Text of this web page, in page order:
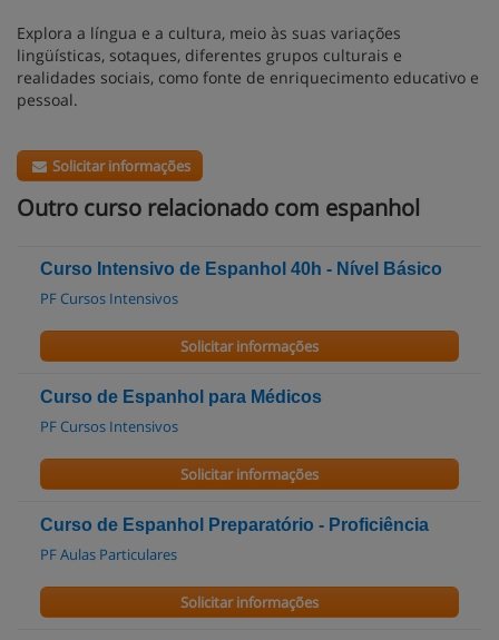
Explora a língua e a cultura, meio às suas variações
lingüísticas, sotaques, diferentes grupos culturais e
realidades sociais, como fonte de enriquecimento educativo e
pessoal.
Solicitar informações
Outro curso relacionado com espanhol
Curso Intensivo de Espanhol 40h - Nível Básico
PF Cursos Intensivos
Solicitar informações
Curso de Espanhol para Médicos
PF Cursos Intensivos
Solicitar informações
Curso de Espanhol Preparatório - Proficiência
PF Aulas Particulares
Solicitar informações